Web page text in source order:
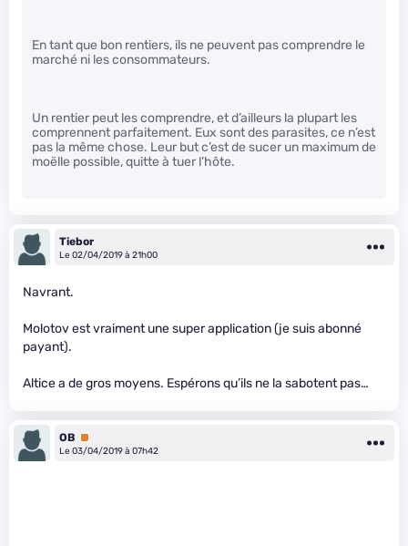
En tant que bon rentiers, ils ne peuvent pas comprendre le
marché ni les consommateurs.
Un rentier peut les comprendre, et d’ailleurs la plupart les
comprennent parfaitement. Eux sont des parasites, ce n’est
pas la même chose. Leur but c’est de sucer un maximum de
moëlle possible, quitte à tuer l’hôte.
Tiebor
Le 02/04/2019 à 21h00
Navrant.
Molotov est vraiment une super application (je suis abonné
payant).
Altice a de gros moyens. Espérons qu’ils ne la sabotent pas…
OB Premium
Le 03/04/2019 à 07h42